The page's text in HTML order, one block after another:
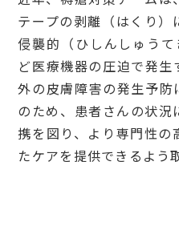
テープの剥離（はくり
侵襲的（ひしんしゅう
ど医療機器の圧迫で発
外の皮膚障害の発生予防
のため、患者さんの状況
携を図り、より専門性の
たケアを提供できるよう